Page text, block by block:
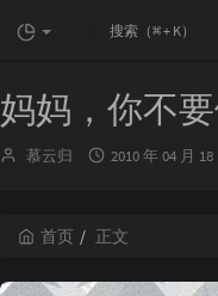
妈妈，你不
博
慕云归
发
2010 年 04 月 18
首页 正文